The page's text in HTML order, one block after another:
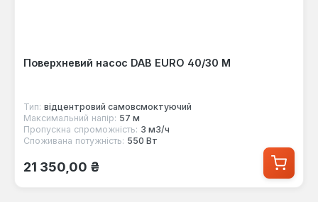
Поверхневий насос DAB EURO 40/30 M
Тип: відцентровий самовсмоктуючий
Максимальний напір: 57 м
Пропускна спроможність: 3 м3/ч
Споживана потужність: 550 Вт
Звичайна ціна:
21 350,00 ₴